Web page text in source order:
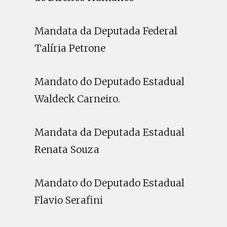
Mandata da Deputada Federal
Talíria Petrone
Mandato do Deputado Estadual
Waldeck Carneiro.
Mandata da Deputada Estadual
Renata Souza
Mandato do Deputado Estadual
Flavio Serafini